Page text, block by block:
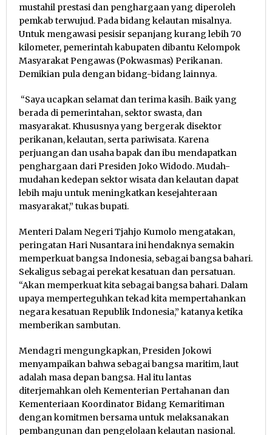
mustahil prestasi dan penghargaan yang diperoleh
pemkab terwujud. Pada bidang kelautan misalnya.
Untuk mengawasi pesisir sepanjang kurang lebih 70
kilometer, pemerintah kabupaten dibantu Kelompok
Masyarakat Pengawas (Pokwasmas) Perikanan.
Demikian pula dengan bidang-bidang lainnya.
“Saya ucapkan selamat dan terima kasih. Baik yang
berada di pemerintahan, sektor swasta, dan
masyarakat. Khususnya yang bergerak disektor
perikanan, kelautan, serta pariwisata. Karena
perjuangan dan usaha bapak dan ibu mendapatkan
penghargaan dari Presiden Joko Widodo. Mudah-
mudahan kedepan sektor wisata dan kelautan dapat
lebih maju untuk meningkatkan kesejahteraan
masyarakat,” tukas bupati.
Menteri Dalam Negeri Tjahjo Kumolo mengatakan,
peringatan Hari Nusantara ini hendaknya semakin
memperkuat bangsa Indonesia, sebagai bangsa bahari.
Sekaligus sebagai perekat kesatuan dan persatuan.
“Akan memperkuat kita sebagai bangsa bahari. Dalam
upaya memperteguhkan tekad kita mempertahankan
negara kesatuan Republik Indonesia,” katanya ketika
memberikan sambutan.
Mendagri mengungkapkan, Presiden Jokowi
menyampaikan bahwa sebagai bangsa maritim, laut
adalah masa depan bangsa. Hal itu lantas
diterjemahkan oleh Kementerian Pertahanan dan
Kementeriaan Koordinator Bidang Kemaritiman
dengan komitmen bersama untuk melaksanakan
pembangunan dan pengelolaan kelautan nasional.